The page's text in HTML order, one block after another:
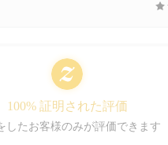
100% 証明された評価
したお客様のみが評価できます